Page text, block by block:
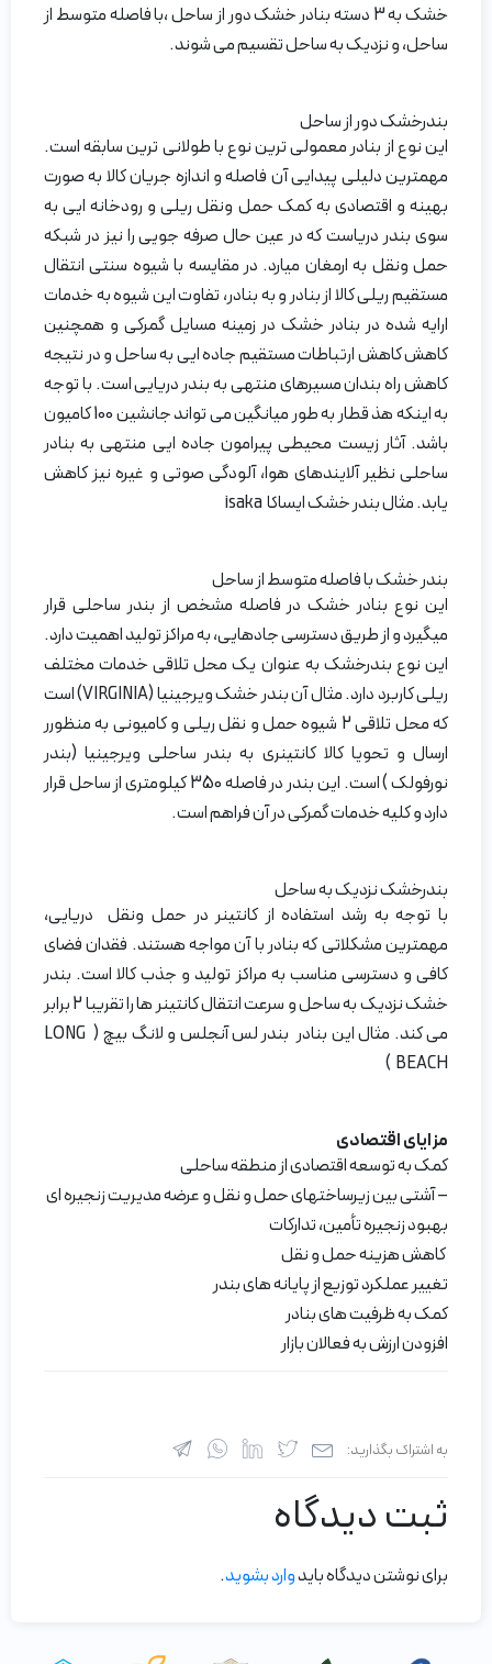
خشک به 3 دسته بنادر خشک دور از ساحل ،با فاصله متوسط از
ساحل، و نزدیک به ساحل تقسیم می شوند.
بندرخشک دور از ساحل
این نوع از بنادر معمولی ترین نوع با طولانی ترین سابقه است.
مهمترین دلیلی پیدایی آن فاصله و اندازه جریان کالا به صورت
بهینه و اقتصادی به کمک حمل ونقل ریلی و رودخانه ایی به
سوی بندر دریاست که در عین حال صرفه جویی را نیز در شبکه
حمل ونقل به ارمغان میارد. در مقایسه با شیوه سنتی انتقال
مستقیم ریلی کالا از بنادر و به بنادر، تفاوت این شیوه به خدمات
ارایه شده در بنادر خشک در زمینه مسایل گمرکی و همچنین
کاهش کاهش ارتباطات مستقیم جاده ایی به ساحل و در نتیجه
کاهش راه بندان مسیرهای منتهی به بندر دریایی است. با توجه
به اینکه هذ قطار به طور میانگین می تواند جانشین 100 کامیون
باشد. آثار زیست محیطی پیرامون جاده ایی منتهی به بنادر
ساحلی نظیر آلایندهای هوا، آلودگی صوتی و غیره نیز کاهش
یابد. مثال بندر خشک ایساکا isaka
بندر خشک با فاصله متوسط از ساحل
این نوع بنادر خشک در فاصله مشخص از بندر ساحلی قرار
میگیرد و از طریق دسترسی جادهایی، به مراکز تولید اهمیت دارد.
این نوع بندرخشک به عنوان یک محل تلاقی خدمات مختلف
ریلی کاربرد دارد. مثال آن بندر خشک ویرجینیا (VIRGINIA) است
که محل تلاقی 2 شیوه حمل و نقل ریلی و کامیونی به منظورر
ارسال و تحویا کالا کانتینری به بندر ساحلی ویرجینیا (بندر
نورفولک ) است. این بندر در فاصله 350 کیلومتری از ساحل قرار
دارد و کلیه خدمات گمرکی در آن فراهم است.
بندرخشک نزدیک به ساحل
با توجه به رشد استفاده از کانتینر در حمل ونقل دریایی،
مهمترین مشکلاتی که بنادر با آن مواجه هستند. فقدان فضای
کافی و دسترسی مناسب به مراکز تولید و جذب کالا است. بندر
خشک نزدیک به ساحل و سرعت انتقال کانتینر ها را تقریبا 2 برابر
می کند. مثال این بنادر بندر لس آنجلس و لانگ بیچ ( LONG
BEACH )
مزایای اقتصادی
کمک به توسعه اقتصادی از منطقه ساحلی
– آشتی بین زیرساختهای حمل و نقل و عرضه مدیریت زنجیره ای
بهبود زنجیره تأمین، تدارکات
کاهش هزینه حمل و نقل
تغییر عملکرد توزیع از پایانه های بندر
کمک به ظرفیت های بنادر
افزودن ارزش به فعالان بازار
به اشتراک بگذارید:
ثبت دیدگاه
برای نوشتن دیدگاه بایدوارد بشوید.